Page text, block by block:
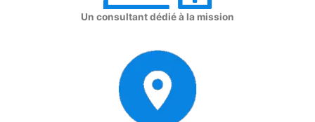
Un consultant dédié à la mission